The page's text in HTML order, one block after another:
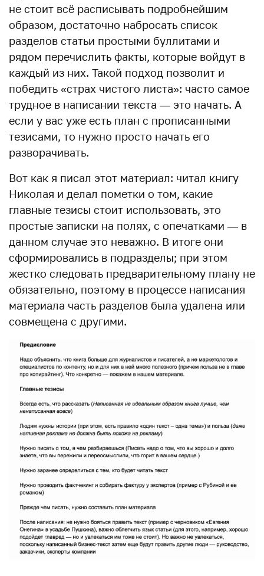
не стоит всё расписывать подробнейшим
образом, достаточно набросать список
разделов статьи простыми буллитами и
рядом перечислить факты, которые войдут в
каждый из них. Такой подход позволит и
победить «страх чистого листа»: часто самое
трудное в написании текста — это начать. А
если у вас уже есть план с прописанными
тезисами, то нужно просто начать его
разворачивать.
Вот как я писал этот материал: читал книгу
Николая и делал пометки о том, какие
главные тезисы стоит использовать, это
простые записки на полях, с опечатками — в
данном случае это неважно. В итоге они
сформировались в подразделы; при этом
жестко следовать предварительному плану не
обязательно, поэтому в процессе написания
материала часть разделов была удалена или
совмещена с другими.